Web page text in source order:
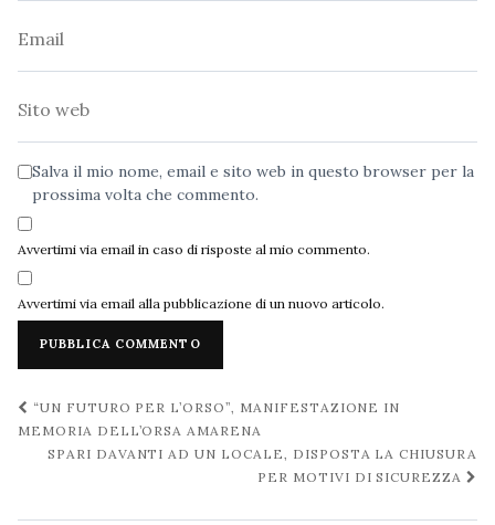
Salva il mio nome, email e sito web in questo browser per la
prossima volta che commento.
Avvertimi via email in caso di risposte al mio commento.
Avvertimi via email alla pubblicazione di un nuovo articolo.
Navigazione
post
“UN FUTURO PER L’ORSO”, MANIFESTAZIONE IN
MEMORIA DELL’ORSA AMARENA
SPARI DAVANTI AD UN LOCALE, DISPOSTA LA CHIUSURA
PER MOTIVI DI SICUREZZA